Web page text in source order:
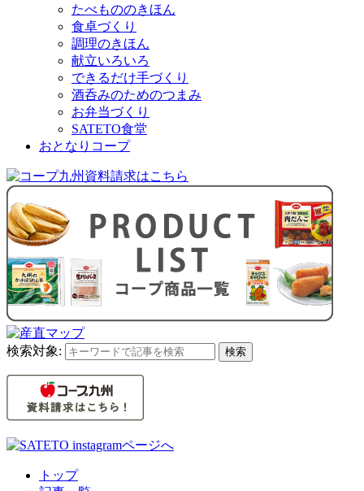
たべもののきほん
食卓づくり
調理のきほん
献立いろいろ
できるだけ手づくり
酒呑みのためのつまみ
お弁当づくり
SATETO食堂
おとなりコープ
検索対象: 検索
トップ